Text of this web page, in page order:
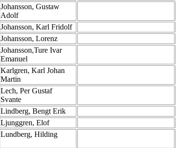
Johansson, Gustaw
Adolf
Johansson, Karl Fridolf
Johansson, Lorenz
Johansson,Ture Ivar
Emanuel
Karlgren, Karl Johan
Martin
Lech, Per Gustaf
Svante
Lindberg, Bengt Erik
Ljunggren, Elof
Lundberg, Hilding